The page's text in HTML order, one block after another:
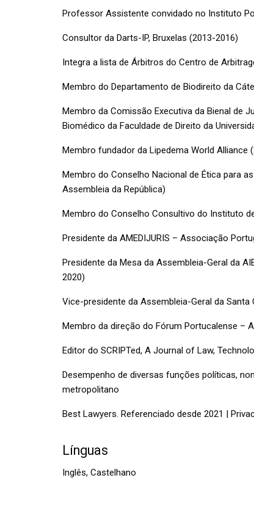
Professor Assistente convidado no Instituto
Consultor da Darts-IP, Bruxelas (2013-2016)
Integra a lista de Árbitros do Centro de
Membro do Departamento de Biodireito da
Membro da Comissão Executiva da Bienal de
Biomédico da Faculdade de Direito da
Membro fundador da Lipedema World Alliance
Membro do Conselho Nacional de Ética para
Assembleia da República)
Membro do Conselho Consultivo do Instituto
Presidente da AMEDIJURIS – Associação
Presidente da Mesa da Assembleia-Geral da
2020)
Vice-presidente da Assembleia-Geral da
Membro da direção do Fórum Portucalense –
Editor do SCRIPTed, A Journal of Law,
Desempenho de diversas funções políticas,
metropolitano
Best Lawyers. Referenciado desde 2021 |
Línguas
Inglês, Castelhano